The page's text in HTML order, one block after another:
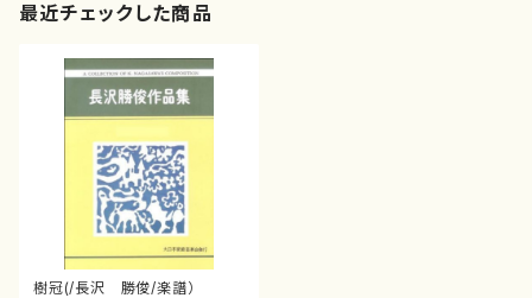
最近チェックした商品
樹冠(/長沢 勝俊/楽譜）